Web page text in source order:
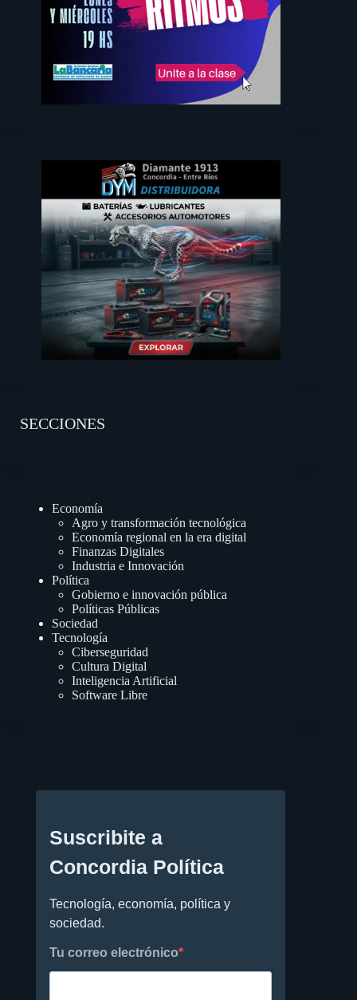
SECCIONES
Economía
Agro y transformación tecnológica
Economía regional en la era digital
Finanzas Digitales
Industria e Innovación
Política
Gobierno e innovación pública
Políticas Públicas
Sociedad
Tecnología
Ciberseguridad
Cultura Digital
Inteligencia Artificial
Software Libre